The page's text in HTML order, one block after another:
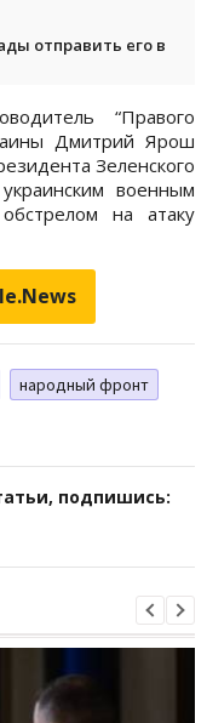
отправить его в
“Правого
Дмитрий Ярош
Зеленского
военным
на атаку
народный фронт
подпишись: